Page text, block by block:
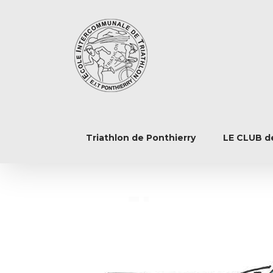
Triathlon de Ponthierry LE CLUB